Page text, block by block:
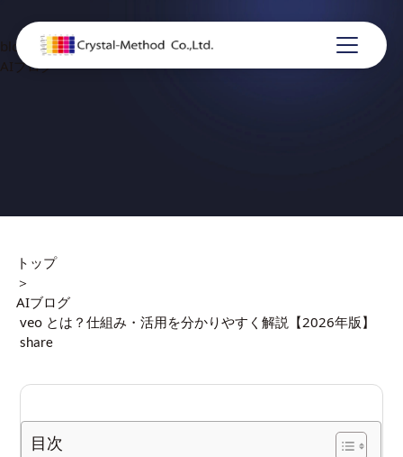
blog
AIブログ
トップ
＞
AIブログ
veo とは？仕組み・活用を分かりやすく解説【2026年版】
share
目次